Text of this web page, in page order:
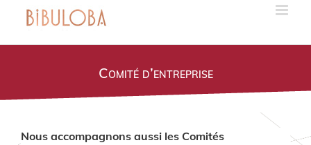
Comité d’entreprise
Nous accompagnons aussi les Comités